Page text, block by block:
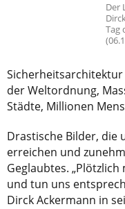
Der
Tag
der Weltordnung,
Städte, Millionen
Drastische Bilder, die
erreichen und
Geglaubtes.
und tun uns
Dirck Ackermann in